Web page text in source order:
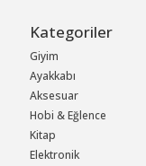
Kategoriler
Giyim
Ayakkabı
Aksesuar
Hobi & Eğlence
Kitap
Elektronik